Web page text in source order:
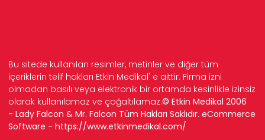
Bu sitede kullanılan resimler, metinler ve diğer tüm
içeriklerin telif hakları Etkin Medikal' e aittir. Firma izni
olmadan basılı veya elektronik bir ortamda kesinlikle izinsiz
olarak kullanılamaz ve çoğaltılamaz.© Etkin Medikal 2006
- Lady Falcon & Mr. Falcon Tüm Hakları Saklıdır. eCommerce
Software - https://www.etkinmedikal.com/